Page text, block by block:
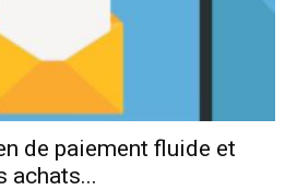
de paiement fluide et
achats...